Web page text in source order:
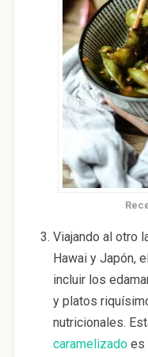
Viajando al otro
Hawai y Japón,
incluir los
y platos
nutricionales.
caramelizadoes